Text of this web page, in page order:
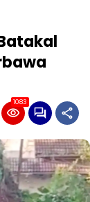
1083